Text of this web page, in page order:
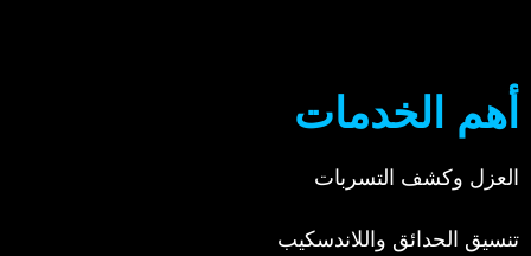
أهم الخدمات
العزل وكشف التسربات
تنسيق الحدائق واللاندسكيب